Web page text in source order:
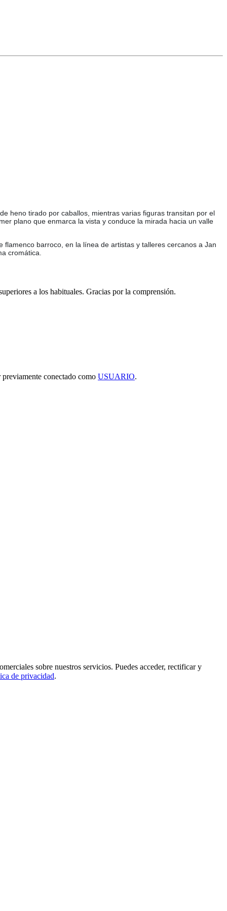
heno tirado por caballos, mientras varias figuras transitan por el
plano que enmarca la vista y conduce la mirada hacia un valle
barroco, en la línea de artistas y talleres cercanos a Jan
cromática.
a los habituales. Gracias por la comprensión.
conectado como USUARIO.
sobre nuestros servicios. Puedes acceder, rectificar y
de privacidad.